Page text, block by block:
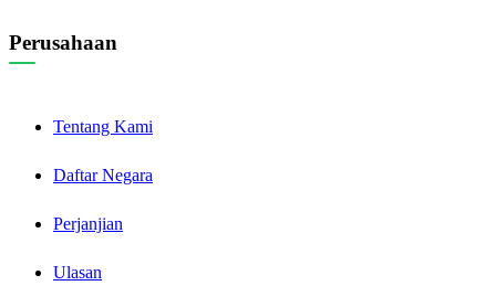
Perusahaan
Tentang Kami
Daftar Negara
Perjanjian
Ulasan